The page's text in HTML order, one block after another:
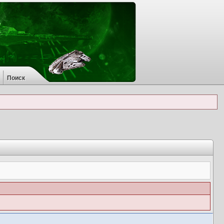
Поиск